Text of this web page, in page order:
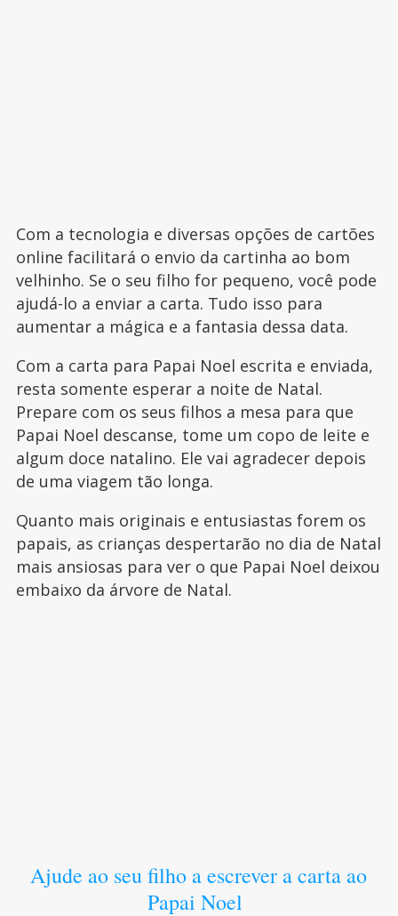
Com a tecnologia e diversas opções de cartões
online facilitará o envio da cartinha ao bom
velhinho. Se o seu filho for pequeno, você pode
ajudá-lo a enviar a carta. Tudo isso para
aumentar a mágica e a fantasia dessa data.
Com a carta para Papai Noel escrita e enviada,
resta somente esperar a noite de Natal.
Prepare com os seus filhos a mesa para que
Papai Noel descanse, tome um copo de leite e
algum doce natalino. Ele vai agradecer depois
de uma viagem tão longa.
Quanto mais originais e entusiastas forem os
papais, as crianças despertarão no dia de Natal
mais ansiosas para ver o que Papai Noel deixou
embaixo da árvore de Natal.
Ajude ao seu filho a escrever a carta ao
Papai Noel